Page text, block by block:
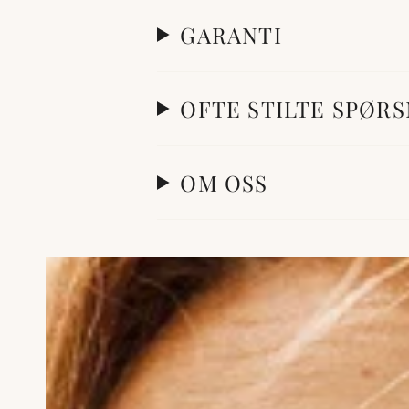
GARANTI
OFTE STILTE
OM OSS